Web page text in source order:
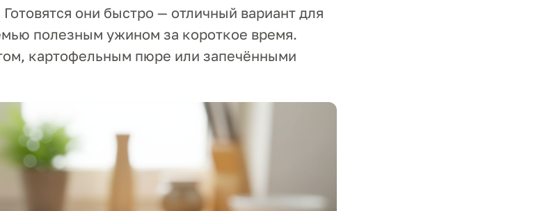
они быстро — отличный вариант для
полезным ужином за короткое время.
картофельным пюре или запечёнными